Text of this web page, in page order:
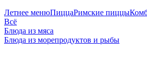
Летнее менюПиццаРимские пиццы
Всё
Блюда из мяса
Блюда из морепродуктов и рыбы